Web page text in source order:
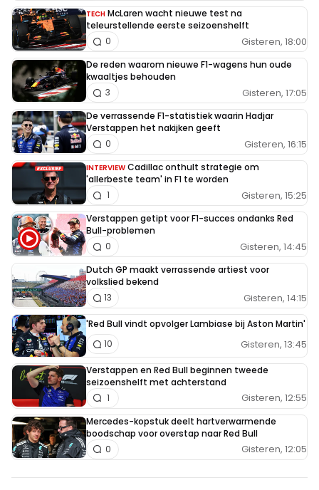
TECH McLaren wacht nieuwe test na
teleurstellende eerste seizoenshelft
Gisteren, 18:00
0
De reden waarom nieuwe F1-wagens hun oude
kwaaltjes behouden
Gisteren, 17:05
3
De verrassende F1-statistiek waarin Hadjar
Verstappen het nakijken geeft
Gisteren, 16:15
0
INTERVIEW Cadillac onthult strategie om
'allerbeste team' in F1 te worden
Gisteren, 15:25
1
Verstappen getipt voor F1-succes ondanks Red
Bull-problemen
Gisteren, 14:45
0
Dutch GP maakt verrassende artiest voor
volkslied bekend
Gisteren, 14:15
13
'Red Bull vindt opvolger Lambiase bij Aston Martin'
Gisteren, 13:45
10
Verstappen en Red Bull beginnen tweede
seizoenshelft met achterstand
Gisteren, 12:55
1
Mercedes-kopstuk deelt hartverwarmende
boodschap voor overstap naar Red Bull
Gisteren, 12:05
0